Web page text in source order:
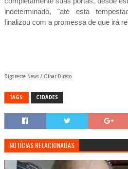
indeterminado, "até esta
finalizou com a promessa de que irá
Digoreste News / Olhar Direto
TAGS: CIDADES
NOTÍCIAS RELACIONADAS